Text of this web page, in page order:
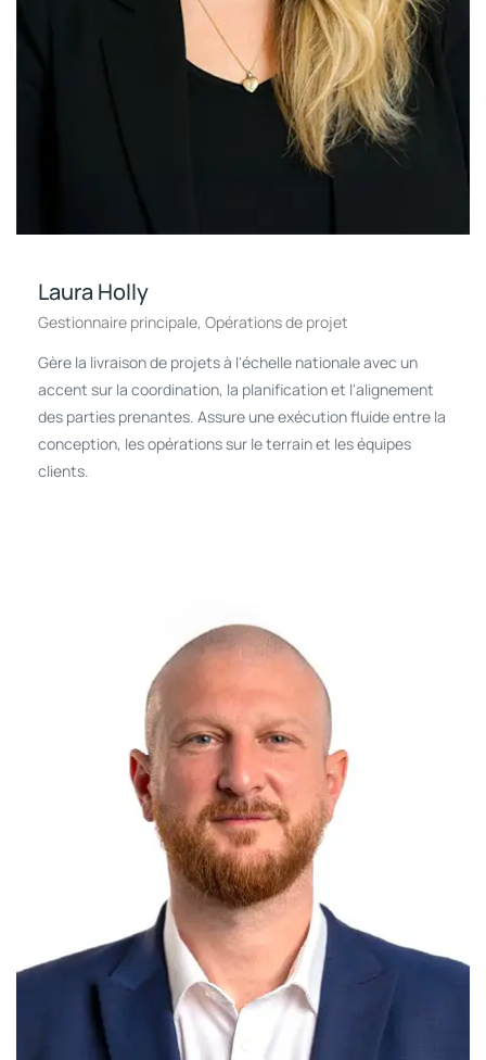
Laura Holly
Gestionnaire principale, Opérations de projet
Gère la livraison de projets à l'échelle nationale avec un
accent sur la coordination, la planification et l'alignement
des parties prenantes. Assure une exécution fluide entre la
conception, les opérations sur le terrain et les équipes
clients.